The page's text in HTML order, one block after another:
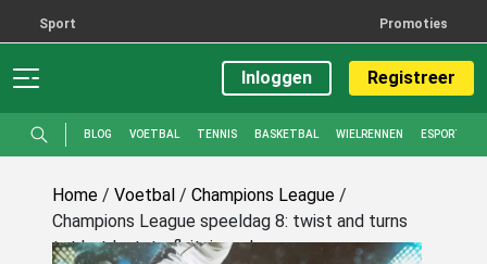
Sport Promoties
Inloggen Registreer
BLOG VOETBAL TENNIS BASKETBAL WIELRENNEN ESPORTS
Home / Voetbal / Champions League /
Champions League speeldag 8: twist and turns
tot het laatste fluitsignaal